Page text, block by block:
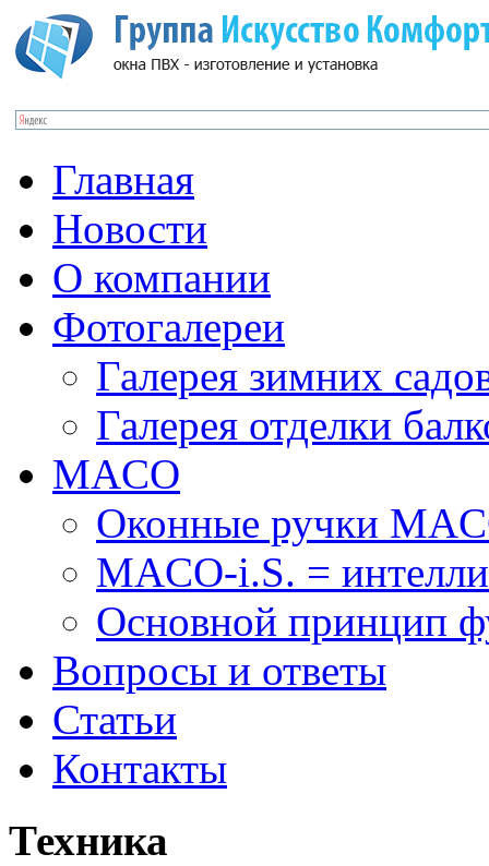
Главная
Новости
О компании
Фотогалереи
Галерея зимних
Галерея отделки
MACO
Оконные ручки
MACO-i.S. =
Основной принцип
Вопросы и ответы
Статьи
Контакты
Техника